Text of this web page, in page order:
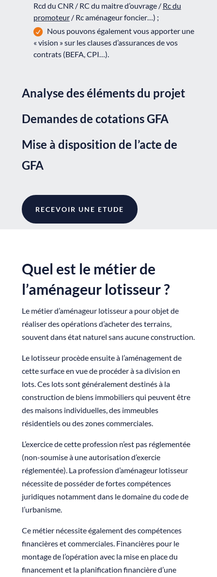
Rcd du CNR / RC du maitre d’ouvrage / Rc du
promoteur/ Rc aménageur foncier…) ;
Nous pouvons également vous apporter une
« vision » sur les clauses d’assurances de vos
contrats (BEFA, CPI…).
Analyse des éléments du projet
Demandes de cotations GFA
Mise à disposition de l’acte de
GFA
RECEVOIR UNE ETUDE
Quel est le métier de
l’aménageur lotisseur ?
Le métier d’aménageur lotisseur a pour objet de
réaliser des opérations d’acheter des terrains,
souvent dans état naturel sans aucune construction.
Le lotisseur procède ensuite à l’aménagement de
cette surface en vue de procéder à sa division en
lots. Ces lots sont généralement destinés à la
construction de biens immobiliers qui peuvent être
des maisons individuelles, des immeubles
résidentiels ou des zones commerciales.
L’exercice de cette profession n’est pas réglementée
(non-soumise à une autorisation d’exercie
réglementée). La profession d’aménageur lotisseur
nécessite de posséder de fortes compétences
juridiques notamment dans le domaine du code de
l’urbanisme.
Ce métier nécessite également des compétences
financières et commerciales. Financières pour le
montage de l’opération avec la mise en place du
financement et la planification financière d’une